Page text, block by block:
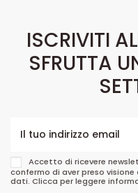
ISCRIVITI
SFRUTTA
Accetto di ricevere
confermo di aver preso
dati. Clicca per leggere